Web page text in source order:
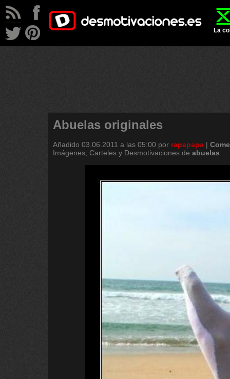
La
Abuelas originales
Añadido 03.06.2011 a las 05:00 por rapapapa |
Imágenes, Carteles y Desmotivaciones de abuelas